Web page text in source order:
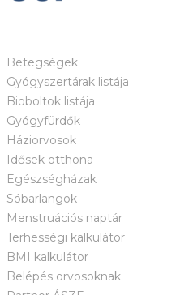
Betegségek
Gyógyszertárak listája
Bioboltok listája
Gyógyfürdők
Háziorvosok
Idősek otthona
Egészségházak
Sóbarlangok
Menstruációs naptár
Terhességi kalkulátor
BMI kalkulátor
Belépés orvosoknak